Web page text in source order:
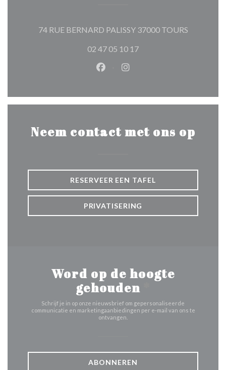
74 RUE BERNARD PALISSY 37000 TOURS((opent in
02 47 05 10 17
Facebook ((opent in een nieuw
Instagram ((opent in een
Neem contact met ons op
RESERVEER EEN TAFEL
PRIVATISERING
Word op de hoogte
gehouden
Schrijf je in op onze nieuwsbrief om gepersonaliseerde
communicatie en marketingaanbiedingen per e-mail van ons te
ontvangen.
ABONNEREN